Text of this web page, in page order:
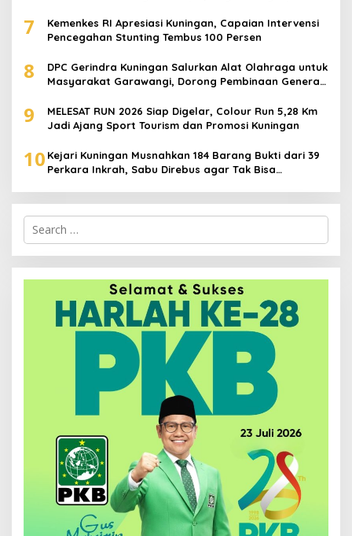
7
Kemenkes RI Apresiasi Kuningan, Capaian Intervensi
Pencegahan Stunting Tembus 100 Persen
8
DPC Gerindra Kuningan Salurkan Alat Olahraga untuk
Masyarakat Garawangi, Dorong Pembinaan Generasi
9
MELESAT RUN 2026 Siap Digelar, Colour Run 5,28 Km
Jadi Ajang Sport Tourism dan Promosi Kuningan
10 Kejari Kuningan Musnahkan 184 Barang Bukti dari 39
Perkara Inkrah, Sabu Direbus agar Tak Bisa
Search
for: